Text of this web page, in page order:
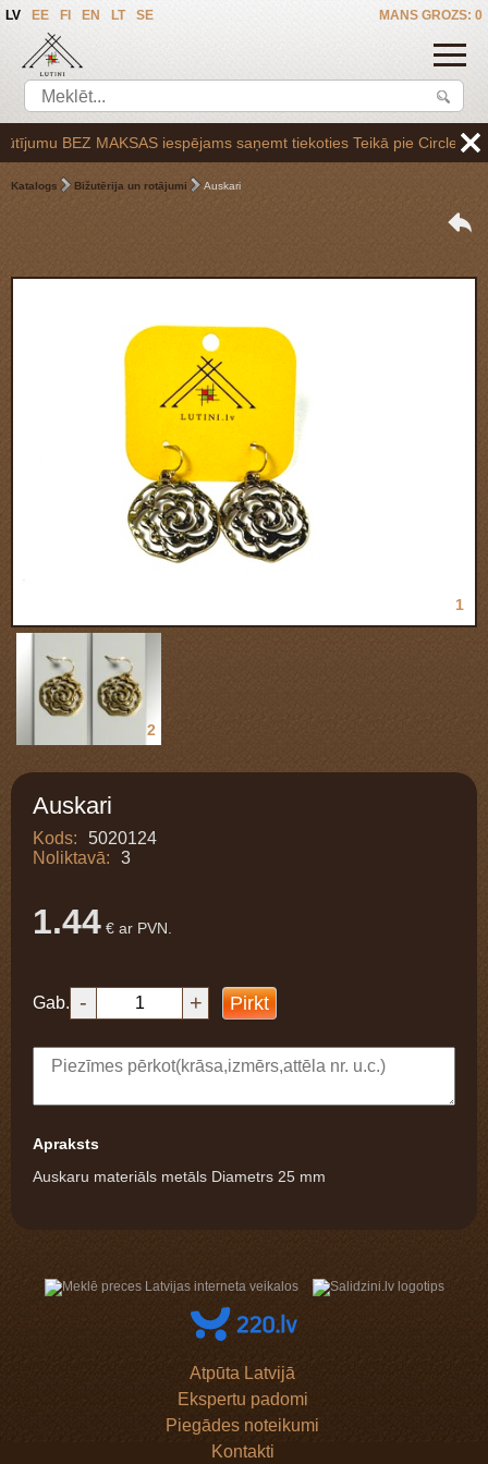
MANS GROZS: 0
LV EE FI EN LT SE
BEZ MAKSAS iespējams saņemt tiekoties Teikā pie Circle K
Katalogs Bižutērija un rotājumi Auskari
1
2
Auskari
Kods:
5020124
Noliktavā:
3
1.44 € ar PVN.
Gab. - + Pirkt
Apraksts
Auskaru materiāls metāls Diametrs 25 mm
Atpūta Latvijā
Ekspertu padomi
Piegādes noteikumi
Kontakti